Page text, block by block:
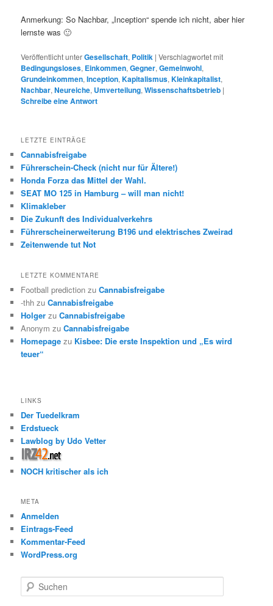
Anmerkung: So Nachbar, „Inception“ spende ich nicht, aber hier
lernste was 🙂
Veröffentlicht unterGesellschaft, Politik |Verschlagwortet mit
Bedingungsloses, Einkommen,Gegner,Gemeinwohl,
Grundeinkommen,Inception,Kapitalismus,Kleinkapitalist,
Nachbar,Neureiche, Umverteilung,Wissenschaftsbetrieb |
Schreibe eine Antwort
LETZTE EINTRÄGE
Cannabisfreigabe
Führerschein-Check (nicht nur für Ältere!)
Honda Forza das Mittel der Wahl.
SEAT MO 125 in Hamburg – will man nicht!
Klimakleber
Die Zukunft des Individualverkehrs
Führerscheinerweiterung B196 und elektrisches Zweirad
Zeitenwende tut Not
LETZTE KOMMENTARE
Football prediction zuCannabisfreigabe
-thh zuCannabisfreigabe
Holger zuCannabisfreigabe
Anonym zuCannabisfreigabe
Homepage zu Kisbee: Die erste Inspektion und „Es wird
teuer“
LINKS
Der Tuedelkram
Erdstueck
Lawblog by Udo Vetter
NOCH kritischer als ich
META
Anmelden
Eintrags-Feed
Kommentar-Feed
WordPress.org
u